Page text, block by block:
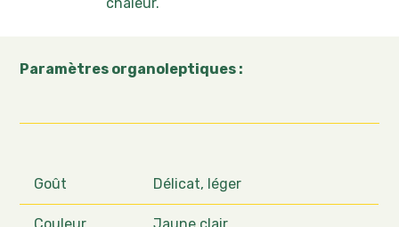
chaleur.
Paramètres organoleptiques :
Goût Délicat, léger